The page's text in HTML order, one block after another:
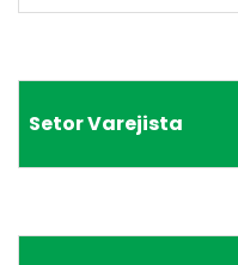
Setor Varejista